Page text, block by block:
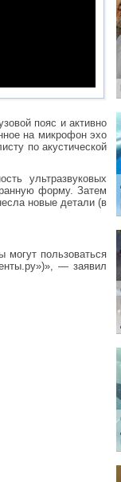
пояс и активно
на микрофон эхо
по акустической
ультразвуковых
форму. Затем
новые детали (в
могут пользоваться
— заявил